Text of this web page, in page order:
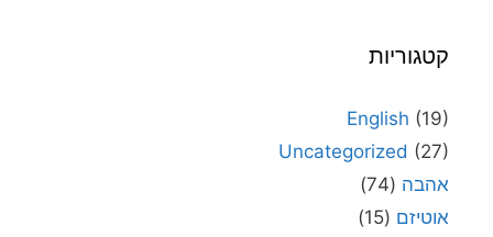
קטגוריות
English (19)
Uncategorized (27)
אהבה (74)
אוטיזם (15)